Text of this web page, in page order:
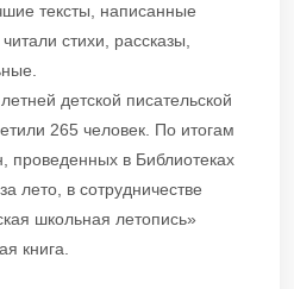
тексты, написанные
стихи, рассказы,
детской писательской
265 человек. По итогам
проведенных в Библиотеках
лето, в сотрудничестве
школьная летопись»
книга.